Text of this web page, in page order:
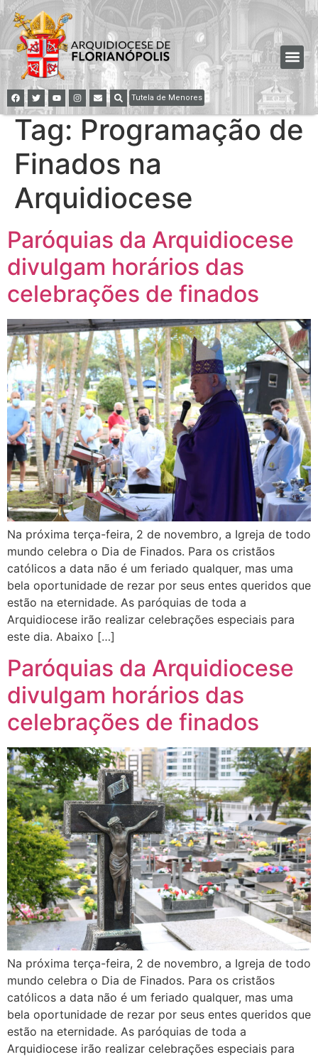
Tutela de Menores
Tag: Programação de
Finados na
Arquidiocese
Paróquias da Arquidiocese
divulgam horários das
celebrações de finados
Na próxima terça-feira, 2 de novembro, a Igreja de todo
mundo celebra o Dia de Finados. Para os cristãos
católicos a data não é um feriado qualquer, mas uma
bela oportunidade de rezar por seus entes queridos que
estão na eternidade. As paróquias de toda a
Arquidiocese irão realizar celebrações especiais para
este dia. Abaixo […]
Paróquias da Arquidiocese
divulgam horários das
celebrações de finados
Na próxima terça-feira, 2 de novembro, a Igreja de todo
mundo celebra o Dia de Finados. Para os cristãos
católicos a data não é um feriado qualquer, mas uma
bela oportunidade de rezar por seus entes queridos que
estão na eternidade. As paróquias de toda a
Arquidiocese irão realizar celebrações especiais para